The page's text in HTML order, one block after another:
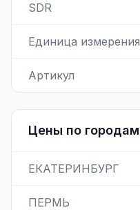
SDR
Единица измерения
Артикул
Цены по городам
ЕКАТЕРИНБУРГ
ПЕРМЬ